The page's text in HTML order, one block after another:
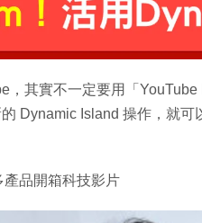
，其實不一定要用「
Dynamic Island 操作，就
產品開箱科技影片